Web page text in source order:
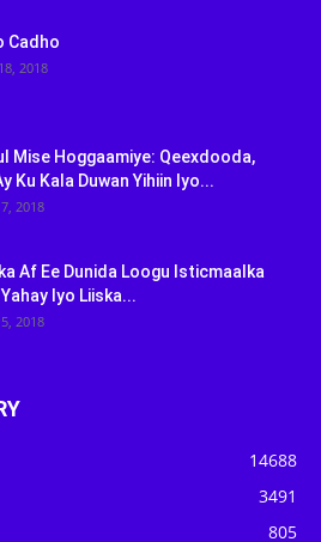
Cadho
2018
Mise Hoggaamiye: Qeexdooda,
Ku Kala Duwan Yihiin Iyo...
2018
Af Ee Dunida Loogu Isticmaalka
Iyo Liiska...
2018
14688
3491
805